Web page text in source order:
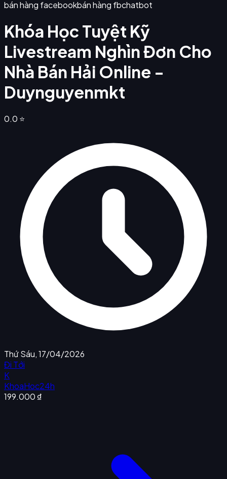
bán hàng facebookbán hàng fbchatbot
Khóa Học Tuyệt Kỹ
Livestream Nghìn Đơn Cho
Nhà Bán Hải Online -
Duynguyenmkt
0.0 ⭐
Thứ Sáu, 17/04/2026
Đi Tới
K
KhoaHoc24h
199.000 ₫